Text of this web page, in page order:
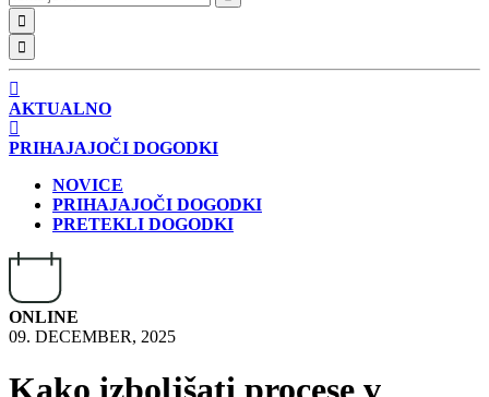
AKTUALNO
PRIHAJAJOČI DOGODKI
NOVICE
PRIHAJAJOČI DOGODKI
PRETEKLI DOGODKI
ONLINE
09. DECEMBER, 2025